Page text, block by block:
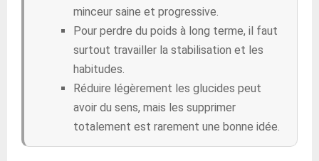
minceur saine et progressive.
Pour perdre du poids à long terme, il faut
surtout travailler la stabilisation et les
habitudes.
Réduire légèrement les glucides peut
avoir du sens, mais les supprimer
totalement est rarement une bonne idée.